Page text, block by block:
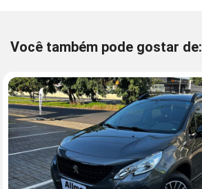
Você também pode gostar de: